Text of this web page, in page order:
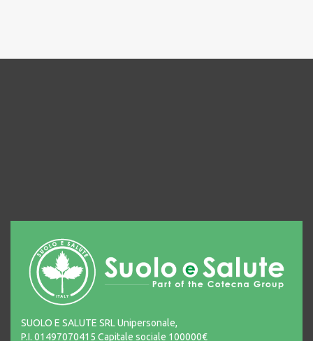
SUOLO E SALUTE SRL Unipersonale,
P.I. 01497070415 Capitale sociale 100000€